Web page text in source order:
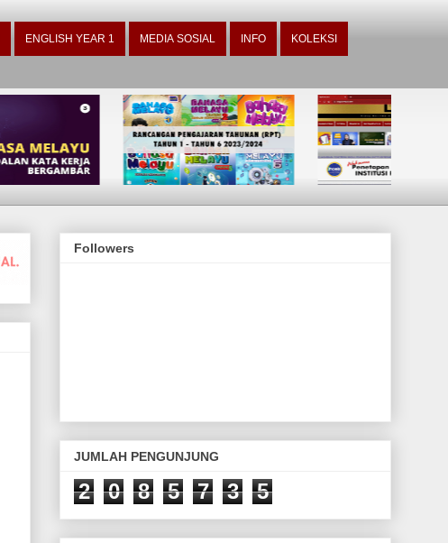
ENGLISH YEAR 1 MEDIA SOSIAL INFO KOLEKSI
Followers
JUMLAH PENGUNJUNG
2 0 8 5 7 3 5